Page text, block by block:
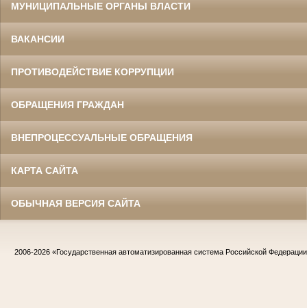
МУНИЦИПАЛЬНЫЕ ОРГАНЫ ВЛАСТИ
ВАКАНСИИ
ПРОТИВОДЕЙСТВИЕ КОРРУПЦИИ
ОБРАЩЕНИЯ ГРАЖДАН
ВНЕПРОЦЕССУАЛЬНЫЕ ОБРАЩЕНИЯ
КАРТА САЙТА
ОБЫЧНАЯ ВЕРСИЯ САЙТА
2006-2026 «Государственная автоматизированная система Российской